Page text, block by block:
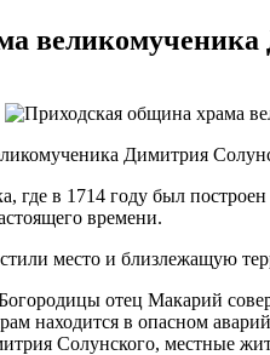
Димитрия
где в 1714 году был
времени.
место и близлежащую
отец Макарий
находится в опасном
Солунского, местные